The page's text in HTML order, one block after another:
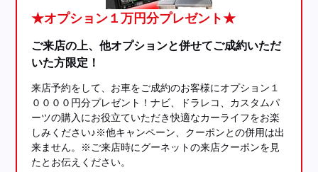
★オプション１万円分プレゼント★
ご来店の上、他オプションと併せてご成約いただ
いた方限定！
来店予約をして、お車をご成約のお客様にオプション１
００００円分プレゼント！ナビ、ドラレコ、カスタムパ
ーツの購入にお役立ていただき快適なカーライフをお楽
しみください♪※他キャンペーン、クーポンとの併用は出
来ません。※ご来店時にグーネットの来店クーポンを見
たとお伝えください。